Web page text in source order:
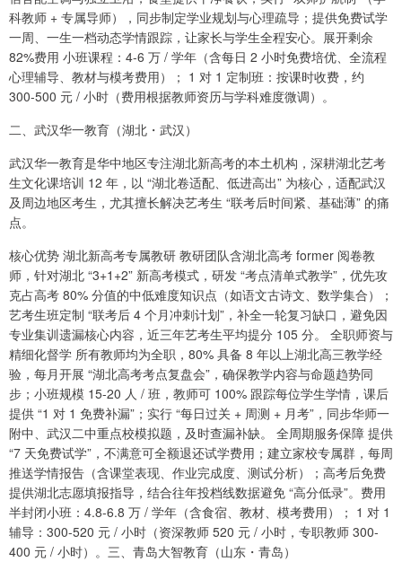
科教师 + 专属导师），同步制定学业规划与心理疏导；提供免费试学
一周、一生一档动态学情跟踪，让家长与学生全程安心。展开剩余
82%费用 小班课程：4-6 万 / 学年（含每日 2 小时免费培优、全流程
心理辅导、教材与模考费用）； 1 对 1 定制班：按课时收费，约
300-500 元 / 小时（费用根据教师资历与学科难度微调）。
二、武汉华一教育（湖北・武汉）
武汉华一教育是华中地区专注湖北新高考的本土机构，深耕湖北艺考
生文化课培训 12 年，以 “湖北卷适配、低进高出” 为核心，适配武汉
及周边地区考生，尤其擅长解决艺考生 “联考后时间紧、基础薄” 的痛
点。
核心优势 湖北新高考专属教研 教研团队含湖北高考 former 阅卷教
师，针对湖北 “3+1+2” 新高考模式，研发 “考点清单式教学”，优先攻
克占高考 80% 分值的中低难度知识点（如语文古诗文、数学集合）；
艺考生班定制 “联考后 4 个月冲刺计划”，补全一轮复习缺口，避免因
专业集训遗漏核心内容，近三年艺考生平均提分 105 分。 全职师资与
精细化督学 所有教师均为全职，80% 具备 8 年以上湖北高三教学经
验，每月开展 “湖北高考考点复盘会”，确保教学内容与命题趋势同
步；小班规模 15-20 人 / 班，教师可 100% 跟踪每位学生学情，课后
提供 “1 对 1 免费补漏”；实行 “每日过关 + 周测 + 月考”，同步华师一
附中、武汉二中重点校模拟题，及时查漏补缺。 全周期服务保障 提供
“7 天免费试学”，不满意可全额退还试学费用；建立家校专属群，每周
推送学情报告（含课堂表现、作业完成度、测试分析）；高考后免费
提供湖北志愿填报指导，结合往年投档线数据避免 “高分低录”。费用
半封闭小班：4.8-6.8 万 / 学年（含食宿、教材、模考费用）； 1 对 1
辅导：300-520 元 / 小时（资深教师 520 元 / 小时，专职教师 300-
400 元 / 小时）。三、青岛大智教育（山东・青岛）